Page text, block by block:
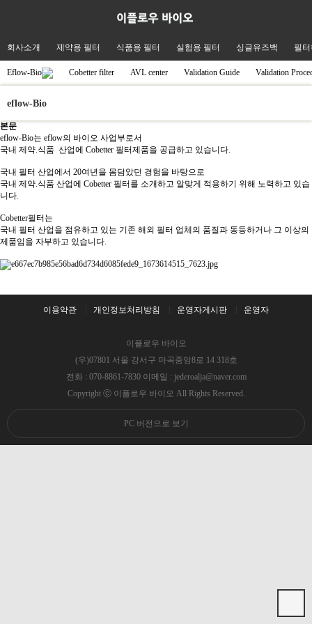
회사소개 제약용 필터 식품용 필터 실험용 필터 싱글유즈백 필
Eflow-Bio Cobetter filter AVL center Validation Guide Validation
eflow-Bio
본문
eflow-Bio는 eflow의 바이오 사업부로서
국내 제약.식품 산업에 Cobetter 필터제품을 공급하고 있습니다.
국내 필터 산업에서 20여년을 몸담았던 경험을 바탕으로
국내 제약.식품 산업에 Cobetter 필터를 소개하고 알맞게 적용하기 위해 노력하고 있습
니다.
Cobetter필터는
국내 필터 산업을 점유하고 있는 기존 해외 필터 업체의 품질과 동등하거나 그 이상의
제품임을 자부하고 있습니다.
이용약관 개인정보처리방침 운영자게시판 운영자
이플로우 바이오
(우)07801 서울 강서구 마곡중앙8로 14 318호
전화 : 070-8861-7830 이메일 : jederoalja@naver.com
Copyright ⓒ 이플로우 바이오 All Rights Reserved.
PC 버전으로 보기